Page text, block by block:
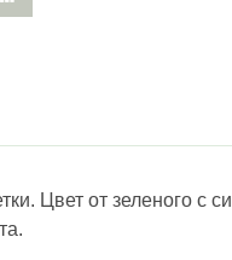
Цвет от зеленого с